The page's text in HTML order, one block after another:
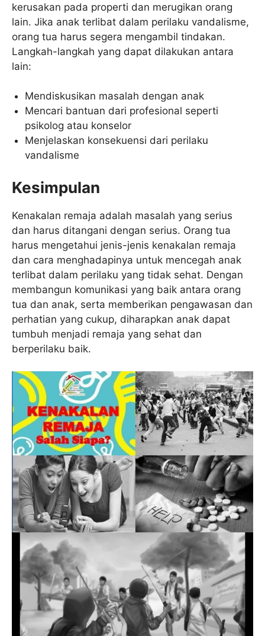
kerusakan pada properti dan merugikan orang
lain. Jika anak terlibat dalam perilaku vandalisme,
orang tua harus segera mengambil tindakan.
Langkah-langkah yang dapat dilakukan antara
lain:
Mendiskusikan masalah dengan anak
Mencari bantuan dari profesional seperti
psikolog atau konselor
Menjelaskan konsekuensi dari perilaku
vandalisme
Kesimpulan
Kenakalan remaja adalah masalah yang serius
dan harus ditangani dengan serius. Orang tua
harus mengetahui jenis-jenis kenakalan remaja
dan cara menghadapinya untuk mencegah anak
terlibat dalam perilaku yang tidak sehat. Dengan
membangun komunikasi yang baik antara orang
tua dan anak, serta memberikan pengawasan dan
perhatian yang cukup, diharapkan anak dapat
tumbuh menjadi remaja yang sehat dan
berperilaku baik.